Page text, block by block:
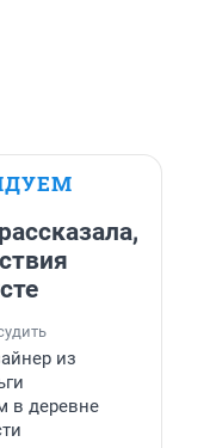
из
в деревне